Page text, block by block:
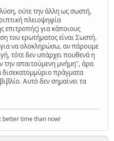
ούτε την άλλη ως σωστή,
πλειοψηφία
επιτροπής) για κάποιους
του ερωτήματος είναι Σωστή.
να ολοκληρώσω, αν πάρουμε
τότε δεν υπάρχει πουθενά η
την απαιτούμενη μνήμη", άρα
δισεκατομμύριο πράγματα
Αυτό δεν σημαίνει τα
better time than now!